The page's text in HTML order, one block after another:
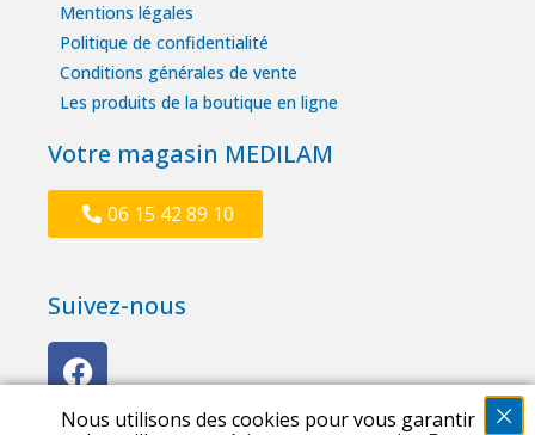
Mentions légales
Politique de confidentialité
Conditions générales de vente
Les produits de la boutique en ligne
Votre magasin MEDILAM
06 15 42 89 10
Suivez-nous
Nous utilisons des cookies pour vous garantir